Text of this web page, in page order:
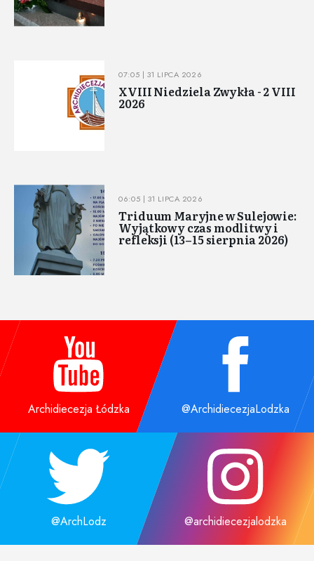
07:05 | 31 LIPCA 2026
XVIII Niedziela Zwykła - 2 VIII
2026
06:05 | 31 LIPCA 2026
Triduum Maryjne w Sulejowie:
Wyjątkowy czas modlitwy i
refleksji (13–15 sierpnia 2026)
Archidiecezja Łódzka @ArchidiecezjaLodzka
@ArchLodz @archidiecezjalodzka